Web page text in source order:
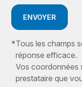
ENVOYER
*Tous les champs
réponse efficace.
Vos coordonnées
prestataire que